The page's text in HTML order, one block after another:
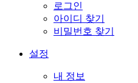
로그인
아이디 찾기
비밀번호 찾기
설정
내 정보